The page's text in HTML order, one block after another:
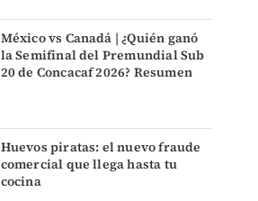
México vs Canadá | ¿Quién ganó
la Semifinal del Premundial Sub
20 de Concacaf 2026? Resumen
Huevos piratas: el nuevo fraude
comercial que llega hasta tu
cocina